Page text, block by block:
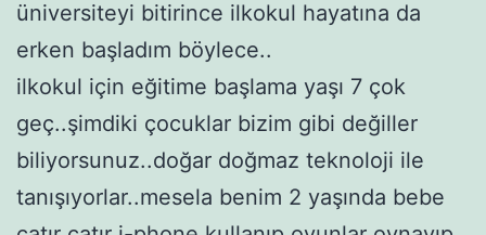
üniversiteyi bitirince ilkokul hayatına da
erken başladım böylece..
ilkokul için eğitime başlama yaşı 7 çok
geç..şimdiki çocuklar bizim gibi değiller
biliyorsunuz..doğar doğmaz teknoloji ile
tanışıyorlar..mesela benim 2 yaşında bebe